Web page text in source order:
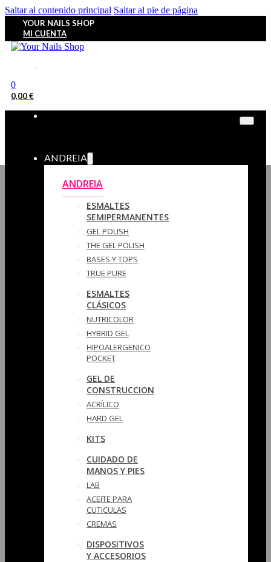
Saltar al contenido principal Saltar al pie de página
YOUR NAILS SHOP
MI CUENTA
0
0,00€
ANDREIA
ANDREIA
ESMALTES
SEMIPERMANENTES
GEL POLISH
THE GEL POLISH
BASES Y‎ TOPS
TRUE PURE
ESMALTES
CLÁSICOS
NUTRICOLOR
HYBRID GEL
HIPOALERGENICO
POCKET
GEL DE
CONSTRUCCION
ACRÍLICO
HARD GEL
KITS
CUIDADO DE
MANOS Y PIES
LAB
ACEITE PARA
CUTICULAS
CREMAS
DISPOSITIVOS
Y ACCESORIOS